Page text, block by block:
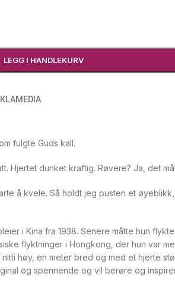
LEGG I HANDLEKURV
fulgte Guds kall.
Hjertet dunket kraftig. Røvere? Ja, det
å kvele. Så holdt jeg pusten et
i Kina fra 1938. Senere måtte hun
flyktninger i Hongkong, der hun var
høy, en meter bred og med et hjerte
og spennende og vil berøre og